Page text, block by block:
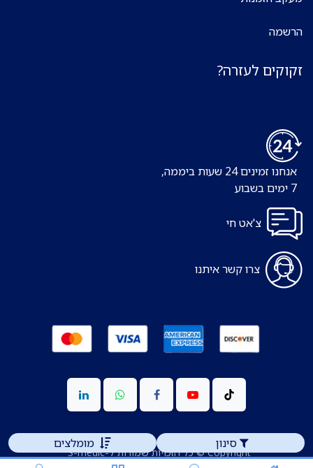
סינון מומלצים
הרשמה
זקוקים לעזרה?
אנחנו זמינים 24 שעות ביממה,
צ'אט חי
צרו קשר איתנו
Copyright © כל הזכויות שמורות ל-S-medic